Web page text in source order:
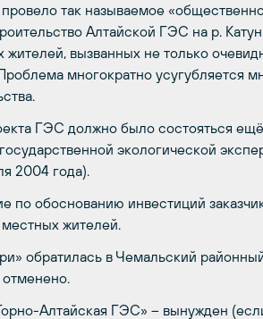
так называемое
Алтайской ГЭС на р.
вызванных не только
многократно усугубляется
ГЭС должно было состояться
экологической
2004 года).
по обоснованию инвестиций
жителей.
обратилась в Чемальский
Алтайская ГЭС» – вынужден